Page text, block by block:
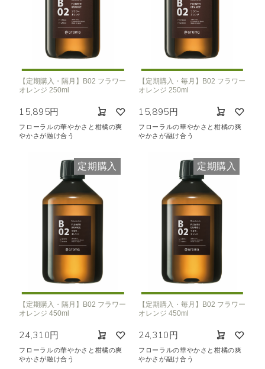
【定期購入・隔月】B02 フラワー
オレンジ 250ml
15,895円
フローラルの華やかさと柑橘の爽
やかさが融け合う
【定期購入・毎月】B02 フラワー
オレンジ 250ml
15,895円
フローラルの華やかさと柑橘の爽
やかさが融け合う
定期購入
【定期購入・隔月】B02 フラワー
オレンジ 450ml
24,310円
フローラルの華やかさと柑橘の爽
やかさが融け合う
定期購入
【定期購入・毎月】B02 フラワー
オレンジ 450ml
24,310円
フローラルの華やかさと柑橘の爽
やかさが融け合う